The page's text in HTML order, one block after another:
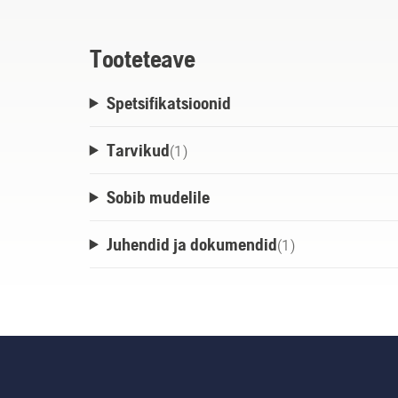
tehnoloogia materjalide ühtlaseks
Tooteteave
Spetsifikatsioonid
Tarvikud(1 )
Sobib mudelile
Juhendid ja dokumendid(1 )